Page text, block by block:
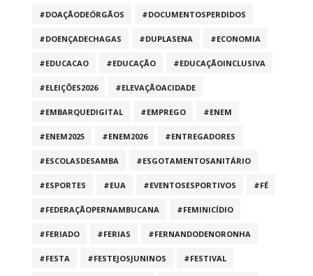
#DOAÇÃODEÓRGÃOS #DOCUMENTOSPERDIDOS
#DOENÇADECHAGAS #DUPLASENA #ECONOMIA
#EDUCACAO #EDUCAÇÃO #EDUCAÇÃOINCLUSIVA
#ELEIÇÕES2026 #ELEVAÇÃOACIDADE
#EMBARQUEDIGITAL #EMPREGO #ENEM
#ENEM2025 #ENEM2026 #ENTREGADORES
#ESCOLASDESAMBA #ESGOTAMENTOSANITÁRIO
#ESPORTES #EUA #EVENTOSESPORTIVOS #FÉ
#FEDERAÇÃOPERNAMBUCANA #FEMINICÍDIO
#FERIADO #FERIAS #FERNANDODENORONHA
#FESTA #FESTEJOSJUNINOS #FESTIVAL